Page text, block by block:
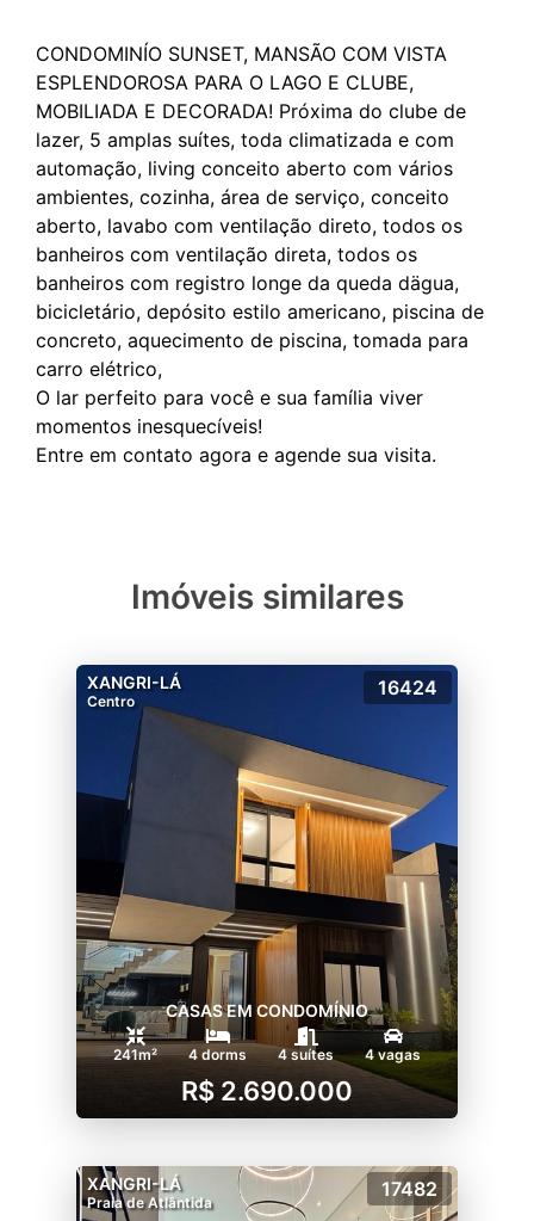
CONDOMINÍO SUNSET, MANSÃO COM VISTA
ESPLENDOROSA PARA O LAGO E CLUBE,
MOBILIADA E DECORADA! Próxima do clube de
lazer, 5 amplas suítes, toda climatizada e com
automação, living conceito aberto com vários
ambientes, cozinha, área de serviço, conceito
aberto, lavabo com ventilação direto, todos os
banheiros com ventilação direta, todos os
banheiros com registro longe da queda dägua,
bicicletário, depósito estilo americano, piscina de
concreto, aquecimento de piscina, tomada para
carro elétrico,
O lar perfeito para você e sua família viver
momentos inesquecíveis!
Imóveis similares
XANGRI-LÁ
Centro
16424
CASAS EM CONDOMÍNIO
241m² 4 dorms 4 suítes 4 vagas
R$ 2.690.000
XANGRI-LÁ
Praia de Atlântida
17482